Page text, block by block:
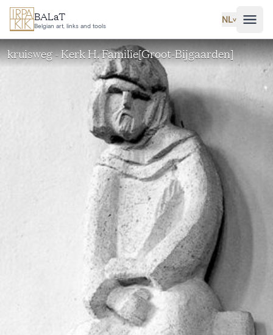
Ga naar hoofdinhoud
BALaT
Belgian art, links and tools
NL˅
kruisweg - Kerk H. Familie[Groot-Bijgaarden]